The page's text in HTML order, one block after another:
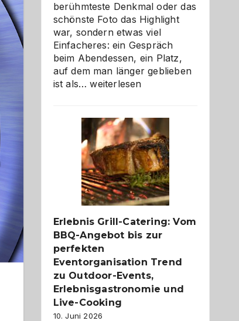
berühmteste Denkmal oder das
schönste Foto das Highlight
war, sondern etwas viel
Einfacheres: ein Gespräch
beim Abendessen, ein Platz,
auf dem man länger geblieben
ist als…Als
die
Gelegenheit,
neue
Reiseziele
zu
entdecken
weiterlesen
Erlebnis Grill-Catering: Vom
BBQ-Angebot bis zur
perfekten
Eventorganisation Trend
zu Outdoor-Events,
Erlebnisgastronomie und
Live-Cooking
10. Juni 2026